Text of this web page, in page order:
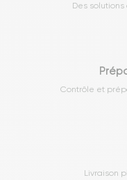
Des
Contrôle et
Livraison